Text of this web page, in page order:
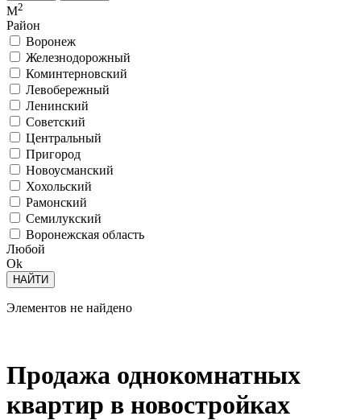
М2
Район
Воронеж
Железнодорожный
Коминтерновский
Левобережный
Ленинский
Советский
Центральный
Пригород
Новоусманский
Хохольский
Рамонский
Семилукский
Воронежская область
Любой
Ok
Элементов не найдено
Продажа однокомнатных
квартир в новостройках